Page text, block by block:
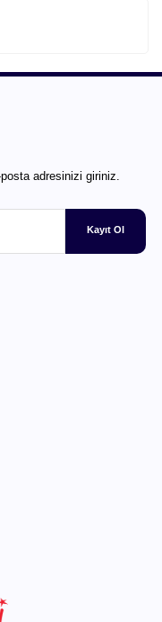
adresinizi giriniz.
Kayıt Ol